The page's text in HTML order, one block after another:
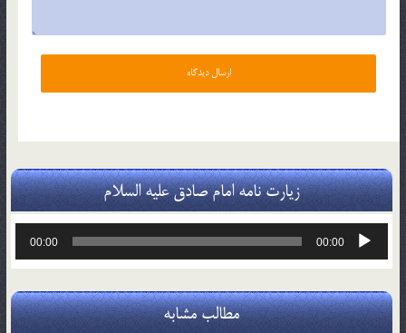
زیارت نامه امام صادق علیه السلام
پخش‌کننده
00:00
00:00
مطالب مشابه